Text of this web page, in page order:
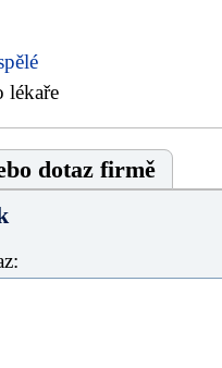
lékaře
dotaz firmě